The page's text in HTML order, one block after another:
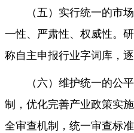
（五）实行统一的市
一性、严肃性、权威性。
称自主申报行业字词库，
（六）维护统一的公
制，优化完善产业政策实
全审查机制，统一审查标